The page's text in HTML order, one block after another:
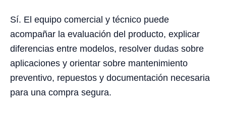
Sí. El equipo comercial y técnico puede
acompañar la evaluación del producto, explicar
diferencias entre modelos, resolver dudas sobre
aplicaciones y orientar sobre mantenimiento
preventivo, repuestos y documentación necesaria
para una compra segura.